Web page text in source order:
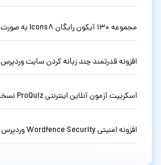
مجموعه 130 آیکون رایگان Icons8 به صورت SVG
افزونه قدرتمند چند زبانه کردن سایت وردپرس WPML نسخه 4.9.6
اسکریپت آزمون آنلاین اینترنتی ProQuiz نسخه 2.0.2
افزونه امنیتی Wordfence Security وردپرس نسخه 8.1.4